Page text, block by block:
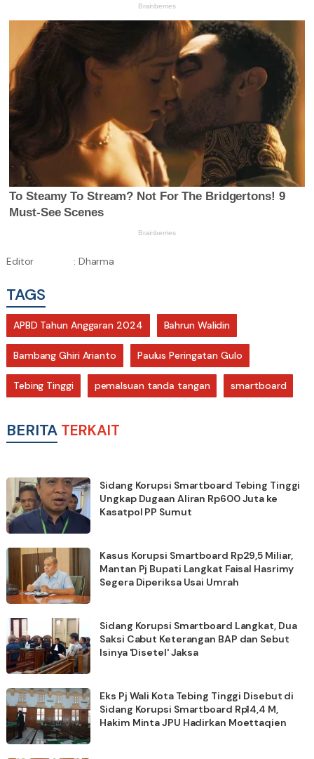
Editor : Dharma
TAGS
APBD Tahun Anggaran 2024 Bahrun Walidin
Bambang Ghiri Arianto Paulus Peringatan Gulo
Tebing Tinggi pemalsuan tanda tangan smartboard
BERITA TERKAIT
Sidang Korupsi Smartboard Tebing Tinggi
Ungkap Dugaan Aliran Rp600 Juta ke
Kasatpol PP Sumut
Kasus Korupsi Smartboard Rp29,5 Miliar,
Mantan Pj Bupati Langkat Faisal Hasrimy
Segera Diperiksa Usai Umrah
Sidang Korupsi Smartboard Langkat, Dua
Saksi Cabut Keterangan BAP dan Sebut
Isinya 'Disetel' Jaksa
Eks Pj Wali Kota Tebing Tinggi Disebut di
Sidang Korupsi Smartboard Rp14,4 M,
Hakim Minta JPU Hadirkan Moettaqien